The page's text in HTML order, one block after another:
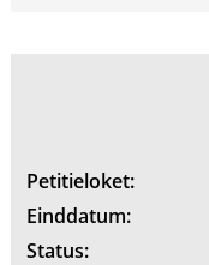
Petitieloket:
Einddatum:
Status: